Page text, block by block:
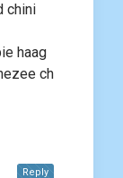
chini
haag
ch
Reply